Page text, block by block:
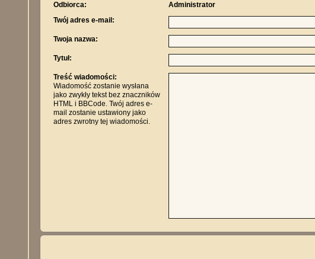
Odbiorca:
Administrator
Twój adres e-mail:
Twoja nazwa:
Tytuł:
Treść wiadomości:
Wiadomość zostanie wysłana
jako zwykły tekst bez znaczników
HTML i BBCode. Twój adres e-
mail zostanie ustawiony jako
adres zwrotny tej wiadomości.